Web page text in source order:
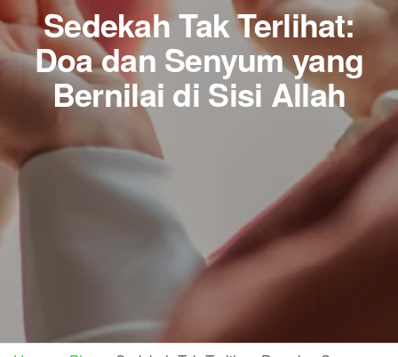
Sedekah Tak Terlihat:
Doa dan Senyum yang
Bernilai di Sisi Allah